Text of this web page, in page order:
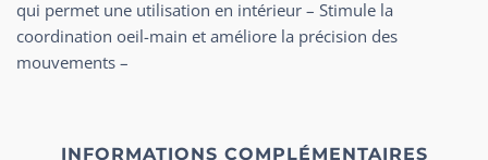
qui permet une utilisation en intérieur – Stimule la
coordination oeil-main et améliore la précision des
mouvements –